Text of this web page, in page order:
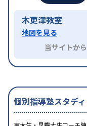
木更津教室
地図を見る
当サイトか
個別指導塾スタデ